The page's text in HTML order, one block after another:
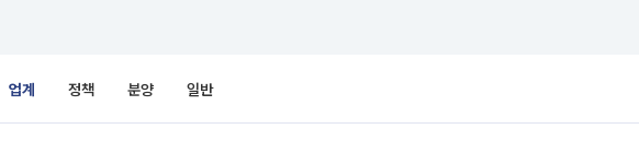
업계 정책 분양 일반